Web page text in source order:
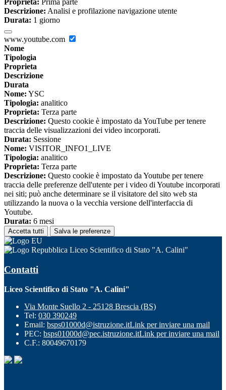
Proprieta: Prima parte
Descrizione: Analisi e profilazione navigazione utente
Durata: 1 giorno
www.youtube.com
Nome
Tipologia
Proprieta
Descrizione
Durata
Nome: YSC
Tipologia: analitico
Proprieta: Terza parte
Descrizione: Questo cookie è impostato da YouTube per tenere
traccia delle visualizzazioni dei video incorporati.
Durata: Sessione
Nome: VISITOR_INFO1_LIVE
Tipologia: analitico
Proprieta: Terza parte
Descrizione: Questo cookie è impostato da Youtube per tenere
traccia delle preferenze dell'utente per i video di Youtube incorporati
nei siti; può anche determinare se il visitatore del sito web sta
utilizzando la nuova o la vecchia versione dell'interfaccia di
Youtube.
Durata: 6 mesi
Accetta tutti Salva le preferenze
Liceo Scientifico di Stato "A. Calini"
Contatti
Liceo Scientifico di Stato "A. Calini"
Via Monte Suello 2 - 25128 Brescia (BS)
Tel: 030 390249
Email: bsps01000d@istruzione.itLink per inviare una mail
PEC: bsps01000d@pec.istruzione.itLink per inviare una mail
C.F.: 80049670179